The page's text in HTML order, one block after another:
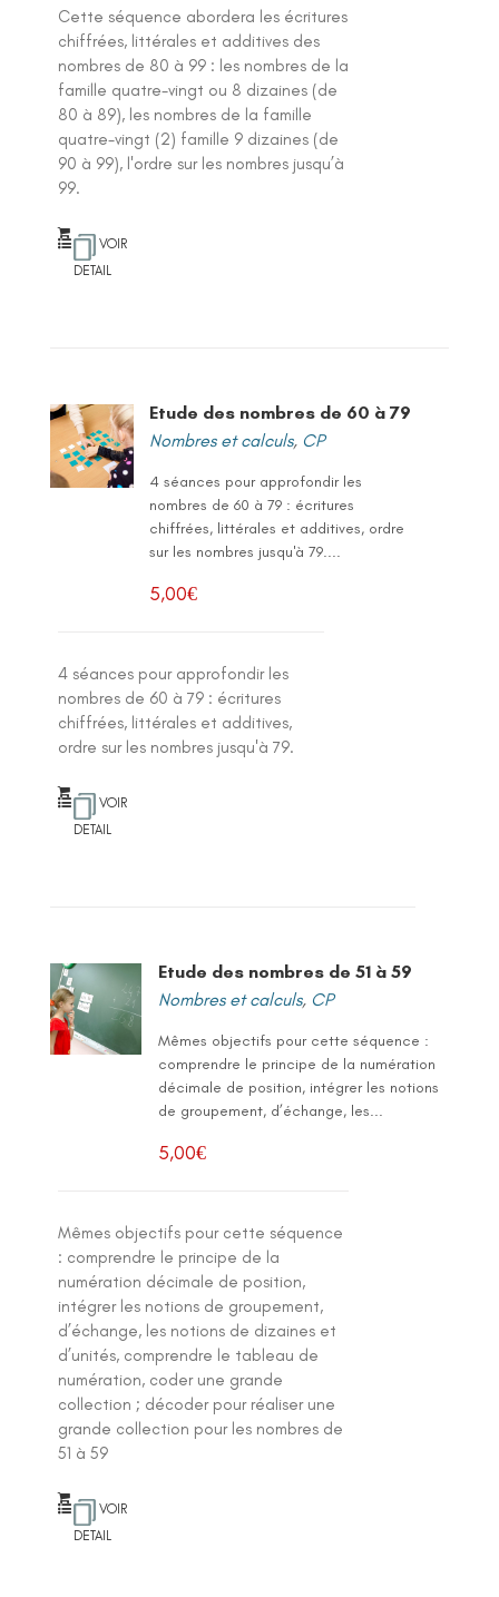
Cette séquence abordera les écritures
chiffrées, littérales et additives des
nombres de 80 à 99 : les nombres de la
famille quatre-vingt ou 8 dizaines (de
80 à 89), les nombres de la famille
quatre-vingt (2) famille 9 dizaines (de
90 à 99), l'ordre sur les nombres jusqu’à
99.
VOIR
DETAIL
Etude des nombres de 60 à 79
Nombres et calculs, CP
4 séances pour approfondir les
nombres de 60 à 79 : écritures
chiffrées, littérales et additives, ordre
sur les nombres jusqu'à 79....
5,00€
4 séances pour approfondir les
nombres de 60 à 79 : écritures
chiffrées, littérales et additives,
ordre sur les nombres jusqu'à 79.
VOIR
DETAIL
Etude des nombres de 51 à 59
Nombres et calculs, CP
Mêmes objectifs pour cette séquence :
comprendre le principe de la numération
décimale de position, intégrer les notions
de groupement, d’échange, les...
5,00€
Mêmes objectifs pour cette séquence
: comprendre le principe de la
numération décimale de position,
intégrer les notions de groupement,
d’échange, les notions de dizaines et
d’unités, comprendre le tableau de
numération, coder une grande
collection ; décoder pour réaliser une
grande collection pour les nombres de
51 à 59
VOIR
DETAIL